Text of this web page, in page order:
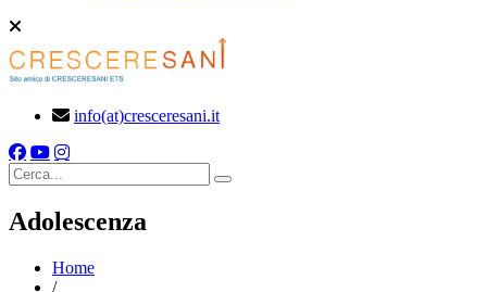
info(at)cresceresani.it
Cerca
Adolescenza
Home
/